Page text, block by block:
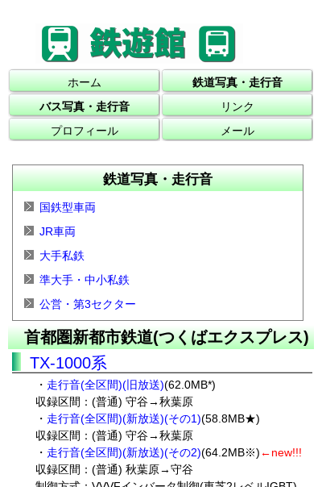
ホーム
鉄道写真・走行音
バス写真・走行音
リンク
プロフィール
メール
鉄道写真・走行音
国鉄型車両
JR車両
大手私鉄
準大手・中小私鉄
公営・第3セクター
首都圏新都市鉄道(つくばエクスプレス)
TX-1000系
・ 走行音(全区間)(旧放送)(62.0MB*)
収録区間：(普通) 守谷→秋葉原
・ 走行音(全区間)(新放送)(その1)(58.8MB★)
収録区間：(普通) 守谷→秋葉原
・ 走行音(全区間)(新放送)(その2)(64.2MB※) ←new!!!
収録区間：(普通) 秋葉原→守谷